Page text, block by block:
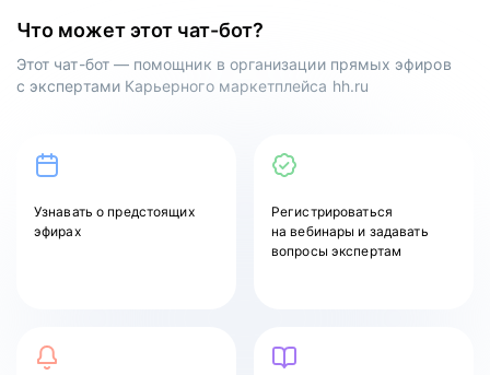
Что может этот чат-бот?
Этот чат-бот — помощник в организации прямых эфиров
с экспертами Карьерного маркетплейса hh.ru
Узнаватьо предстоящих
эфирах
Регистрироваться
на вебинары и задавать
вопросы экспертам